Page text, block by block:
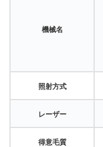
機械名
照射方式
レーザー
得意毛質